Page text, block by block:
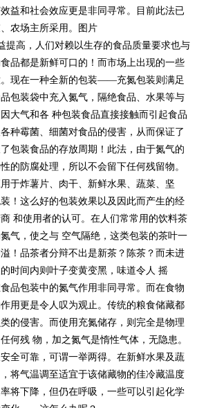
益和社会效应更是非同寻常。目前此法已
农场主所采用。图片
提高，人们对赖以生存的食品质量要求也与
品都是新鲜可口的！而市场上出现的一些
现在一种全新的包装——充氮包装则满足
包装袋中充入氮气，隔绝食品、水果等与
大气和各 种包装食品直接接触而引起食品
种霉菌、细菌对食品的侵害，从而保证了
包装食品的存放周期！此法，由于氮气的
的防腐处理，所以不会留下任何残留物。
于炸薯片、肉干、新鲜水果、蔬菜、坚
！这么好的包装效果以及因此而产生的经
和使用者的认可。在人们常常用的饮料茶
气，使之与 空气隔绝，这类包装的茶叶一
！品茶者分辩不出是新茶？陈茶？而未进
时间内则叶子变黄变黑，味道令人 摇
品包装中的氮气作用非同寻常。而在食物
用更是令人叹为观止。传统的粮食储藏都
的侵害。而使用充氮储存，则完全是物理
何残 物，加之氮气是惰性气体，无隐患。
全可靠，可谓一举两得。在新鲜水果及蔬
将气温调至适宜于该储藏物的佳冷藏温度
将下降，但仍在呼吸，一些可以引起化学